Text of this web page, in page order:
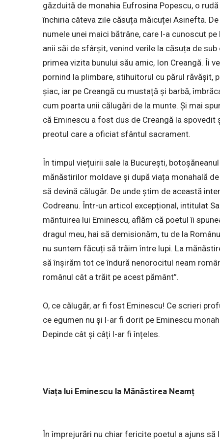
găzduită de monahia Eufrosina Popescu, o
închiria câteva zile căsuța măicuței Asinefta.
numele unei maici bătrâne, care l-a cunoscut
anii săi de sfârșit, venind verile la căsuța de
primea vizita bunului său amic, Ion Creangă. Îi
pornind la plimbare, stihuitorul cu părul răvășit,
șiac, iar pe Creangă cu mustață și barbă,
cum poarta unii călugări de la munte. Și mai
că Eminescu a fost dus de Creangă la
preotul care a oficiat sfântul sacrament.
În timpul viețuirii sale la București,
mănăstirilor moldave și după viața monahală
să devină călugăr. De unde știm de această
Codreanu. Într-un articol excepțional, intitulat
mântuirea lui Eminescu, aflăm că poetul îi
dragul meu, hai să demisionăm, tu de la
nu suntem făcuți să trăim între lupi. La
să înșirăm tot ce îndură nenorocitul neam
românul cât a trăit pe acest pământ”.
O, ce călugăr, ar fi fost Eminescu! Ce scrieri
ce egumen nu și l-ar fi dorit pe Eminescu
Depinde cât și câți l-ar fi înțeles.
Viața lui Eminescu la Mănăstirea Neamț
În împrejurări nu chiar fericite poetul a ajuns